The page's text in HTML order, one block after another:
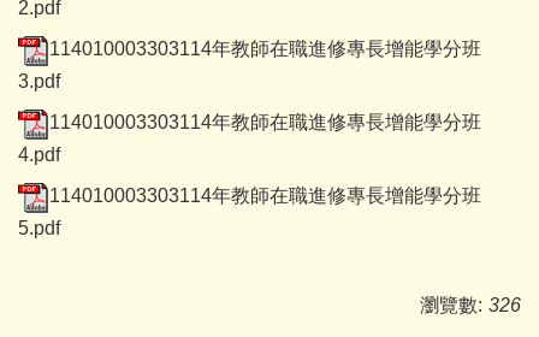
2.pdf
114010003303114年教師在職進修專長增能學分班
3.pdf
114010003303114年教師在職進修專長增能學分班
4.pdf
114010003303114年教師在職進修專長增能學分班
5.pdf
瀏覽數: 326